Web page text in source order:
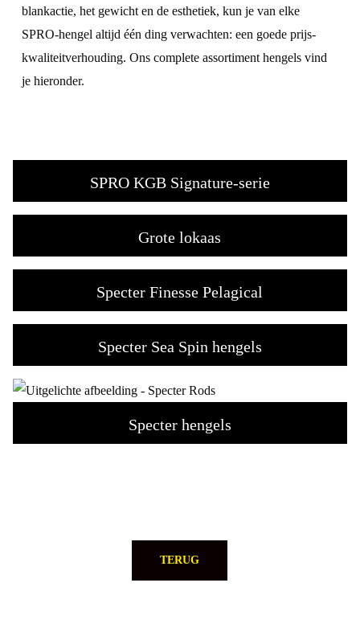
blankactie, het gewicht en de esthetiek, kun je van elke
SPRO-hengel altijd één ding verwachten: een goede prijs-
kwaliteitverhouding. Ons complete assortiment hengels vind
je hieronder.
SPRO KGB Signature-serie
Grote lokaas
Specter Finesse Pelagical
Specter Sea Spin hengels
Specter hengels
TERUG